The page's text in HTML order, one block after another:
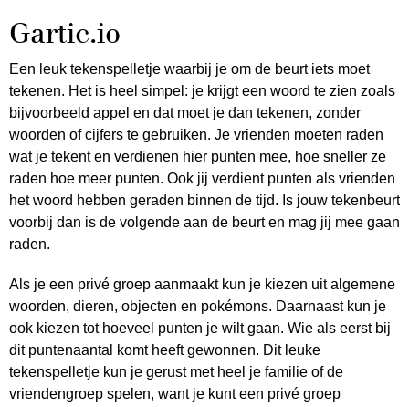
Gartic.io
Een leuk tekenspelletje waarbij je om de beurt iets moet
tekenen. Het is heel simpel: je krijgt een woord te zien zoals
bijvoorbeeld appel en dat moet je dan tekenen, zonder
woorden of cijfers te gebruiken. Je vrienden moeten raden
wat je tekent en verdienen hier punten mee, hoe sneller ze
raden hoe meer punten. Ook jij verdient punten als vrienden
het woord hebben geraden binnen de tijd. Is jouw tekenbeurt
voorbij dan is de volgende aan de beurt en mag jij mee gaan
raden.
Als je een privé groep aanmaakt kun je kiezen uit algemene
woorden, dieren, objecten en pokémons. Daarnaast kun je
ook kiezen tot hoeveel punten je wilt gaan. Wie als eerst bij
dit puntenaantal komt heeft gewonnen. Dit leuke
tekenspelletje kun je gerust met heel je familie of de
vriendengroep spelen, want je kunt een privé groep